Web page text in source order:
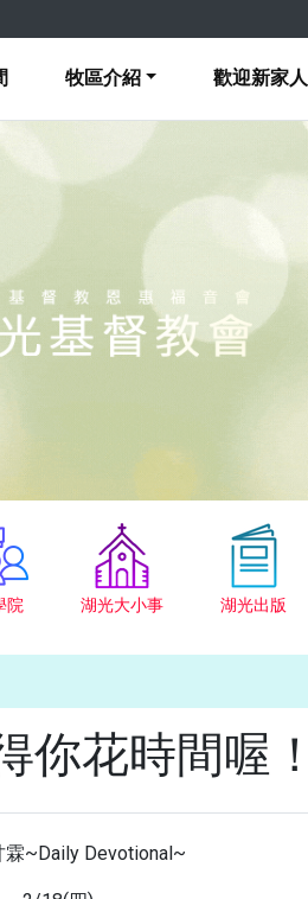
牧區介紹 歡迎新家人
院 湖光大小事 湖光出版
你花時間喔！
霖~Daily Devotional~